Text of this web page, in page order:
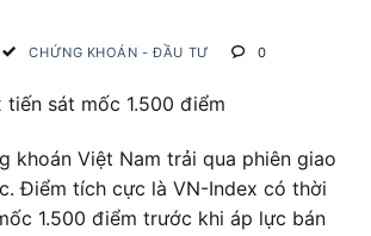
CHỨNG KHOÁN - ĐẦU TƯ 0
tiến sát mốc 1.500 điểm
khoán Việt Nam trải qua phiên giao
Điểm tích cực là VN-Index có thời
1.500 điểm trước khi áp lực bán